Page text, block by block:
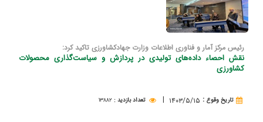
رئیس مرکز آمار و فناوری اطلاعات وزارت جهادکشاورزی تاکید کرد:
نقش احصاء داده‌های تولیدی در پردازش و سیاست‌گذاری محصولات
كشاورزی
تاريخ وقوع : ۱۴۰۳/۵/۱۵ | تعداد بازدید : ۱۳۸۸۲